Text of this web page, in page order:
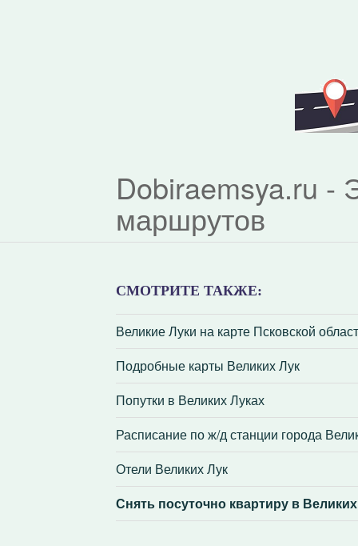
Dobiraemsya.ru -
маршрутов
СМОТРИТЕ ТАКЖЕ:
Великие Луки на карте Псковской
Подробные карты Великих Лук
Попутки в Великих Луках
Расписание по ж/д станции города
Отели Великих Лук
Снять посуточно квартиру в